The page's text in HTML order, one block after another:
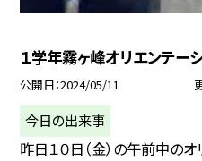
１学年霧ヶ峰オリエンテーシ
公開日 2024/05/11
今日の出来事
昨日１０日（金）の午前中の